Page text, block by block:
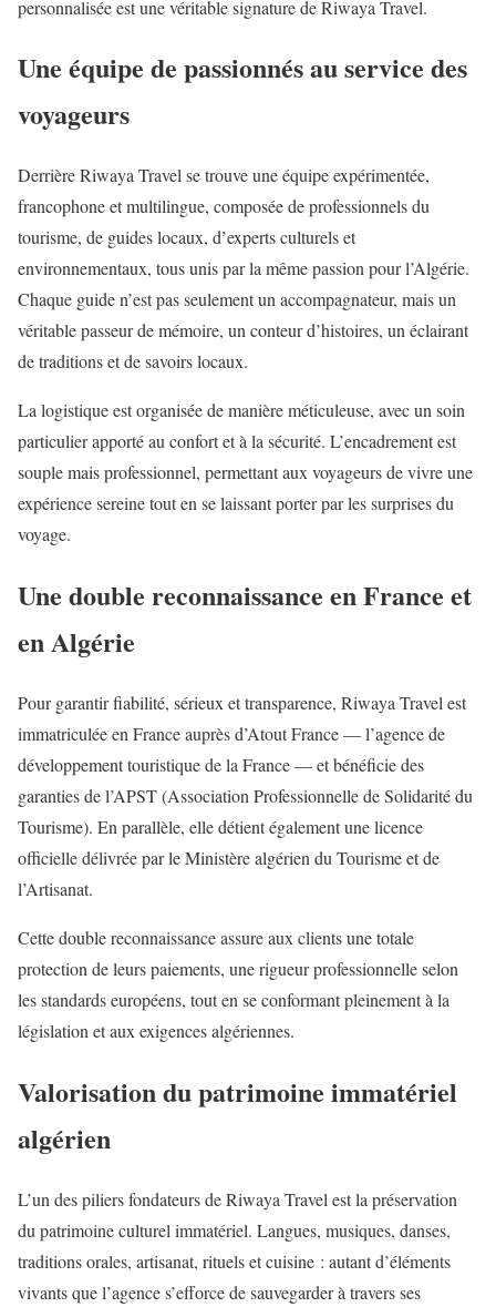
personnalisée est une véritable signature de Riwaya Travel.
Une équipe de passionnés au service des
voyageurs
Derrière Riwaya Travel se trouve une équipe expérimentée,
francophone et multilingue, composée de professionnels du
tourisme, de guides locaux, d’experts culturels et
environnementaux, tous unis par la même passion pour l’Algérie.
Chaque guide n’est pas seulement un accompagnateur, mais un
véritable passeur de mémoire, un conteur d’histoires, un éclairant
de traditions et de savoirs locaux.
La logistique est organisée de manière méticuleuse, avec un soin
particulier apporté au confort et à la sécurité. L’encadrement est
souple mais professionnel, permettant aux voyageurs de vivre une
expérience sereine tout en se laissant porter par les surprises du
voyage.
Une double reconnaissance en France et
en Algérie
Pour garantir fiabilité, sérieux et transparence, Riwaya Travel est
immatriculée en France auprès d’Atout France — l’agence de
développement touristique de la France — et bénéficie des
garanties de l’APST (Association Professionnelle de Solidarité du
Tourisme). En parallèle, elle détient également une licence
officielle délivrée par le Ministère algérien du Tourisme et de
l’Artisanat.
Cette double reconnaissance assure aux clients une totale
protection de leurs paiements, une rigueur professionnelle selon
les standards européens, tout en se conformant pleinement à la
législation et aux exigences algériennes.
Valorisation du patrimoine immatériel
algérien
L’un des piliers fondateurs de Riwaya Travel est la préservation
du patrimoine culturel immatériel. Langues, musiques, danses,
traditions orales, artisanat, rituels et cuisine : autant d’éléments
vivants que l’agence s’efforce de sauvegarder à travers ses